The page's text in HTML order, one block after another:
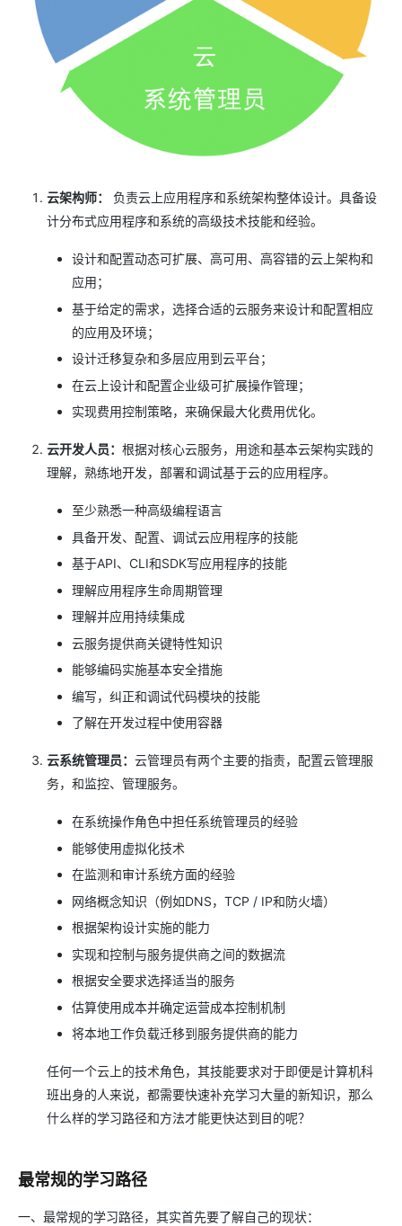
云架构师：
负责云上应用程序和系统架构整体设计。具备设
计分布式应用程序和系统的高级技术技能和经验。
设计和配置动态可扩展、高可用、高容错的云上架构和
应用；
基于给定的需求，选择合适的云服务来设计和配置相应
的应用及环境；
设计迁移复杂和多层应用到云平台；
在云上设计和配置企业级可扩展操作管理；
实现费用控制策略，来确保最大化费用优化。
云开发人员： 根据对核心云服务，用途和基本云架构实践的
理解，熟练地开发，部署和调试基于云的应用程序。
至少熟悉一种高级编程语言
具备开发、配置、调试云应用程序的技能
基于API、CLI和SDK写应用程序的技能
理解应用程序生命周期管理
理解并应用持续集成
云服务提供商关键特性知识
能够编码实施基本安全措施
编写，纠正和调试代码模块的技能
了解在开发过程中使用容器
云系统管理员： 云管理员有两个主要的指责，配置云管理服
务，和监控、管理服务。
在系统操作角色中担任系统管理员的经验
能够使用虚拟化技术
在监测和审计系统方面的经验
网络概念知识（例如DNS，TCP / IP和防火墙）
根据架构设计实施的能力
实现和控制与服务提供商之间的数据流
根据安全要求选择适当的服务
估算使用成本并确定运营成本控制机制
将本地工作负载迁移到服务提供商的能力
任何一个云上的技术角色，其技能要求对于即便是计算机科
班出身的人来说，都需要快速补充学习大量的新知识，那么
什么样的学习路径和方法才能更快达到目的呢？
最常规的学习路径
一、最常规的学习路径，其实首先要了解自己的现状：